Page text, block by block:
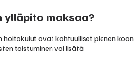
ylläpito maksaa?
hoitokulut ovat kohtuulliset pienen koon
toistuminen voi lisätä